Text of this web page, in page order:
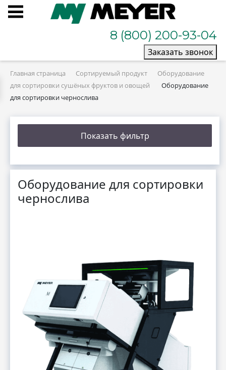
8 (800) 200-93-04
Заказать звонок
Главная страница Сортируемый продукт
Оборудование
для сортировки сушёных фруктов и овощей
Оборудование
для сортировки чернослива
Показать фильтр
Оборудование для сортировки
чернослива